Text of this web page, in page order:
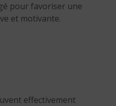
pour favoriser une
et motivante.
effectivement